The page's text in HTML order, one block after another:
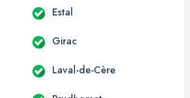
Estal
Girac
Laval-de-Cère